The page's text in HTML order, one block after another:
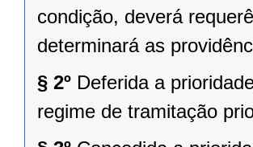
condição, deverá
determinará as
§ 2º Deferida a
regime de tramitação